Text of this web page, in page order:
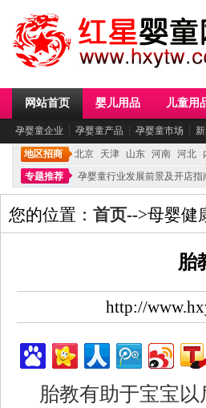
网站首页 婴儿用品 儿童用
孕婴童企业 ┆ 孕婴童产品 ┆ 孕婴童市场 ┆
地区招商 北京 天津 山东 河南 河北
专题推荐
孕婴童行业发展前景及开店指
您的位置： 首页-->母婴健
胎
http://
胎教有助于宝宝